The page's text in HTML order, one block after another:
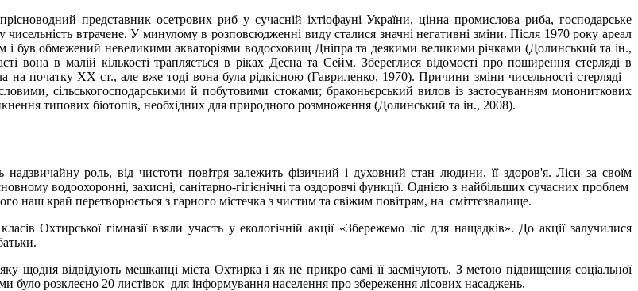
представник осетрових риб у сучасній іхтіофауні України, цінна промислова риба, господарське
чисельність втрачене. У минулому в розповсюдженні виду сталися значні негативні зміни. Після 1970 року ареал
і був обмежений невеликими акваторіями водосховищ Дніпра та деякими великими річками (Долинський та ін.,
вона в малій кількості трапляється в ріках Десна та Сейм. Збереглися відомості про поширення стерляді в
на початку ХХ ст., але вже тоді вона була рідкісною (Гавриленко, 1970). Причини зміни чисельності стерляді –
сільськогосподарськими й побутовими стоками; браконьєрський вилов із застосуванням монониткових
типових біотопів, необхідних для природного розмноження (Долинський та ін., 2008).
роль, від чистоти повітря залежить фізичний і духовний стан людини, її здоров'я. Ліси за своїм
водоохоронні, захисні, санітарно-гігієнічні та оздоровчі функції. Однією з найбільших сучасних проблем
наш край перетворюється з гарного містечка з чистим та свіжим повітрям, на сміттєзвалище.
Охтирської гімназії взяли участь у екологічній акції «Збережемо ліс для нащадків». До акції залучилися
відвідують мешканці міста Охтирка і як не прикро самі її засмічують. З метою підвищення соціальної
було розклеєно 20 листівок для інформування населення про збереження лісових насаджень.